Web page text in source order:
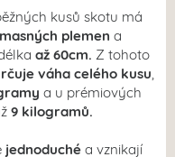
kusů skotu má
masných plemen a
až 60cm. Z tohoto
váha celého kusu,
a u prémiových
9 kilogramů.
jednoduchéa vznikají